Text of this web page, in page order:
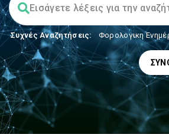
Συχνές Αναζητήσεις: Φορολογικη